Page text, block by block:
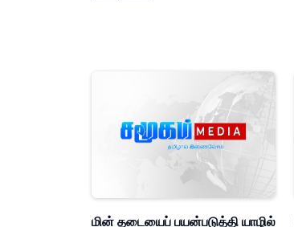
மின் தடையைப் பயன்படுத்தி யாழில்